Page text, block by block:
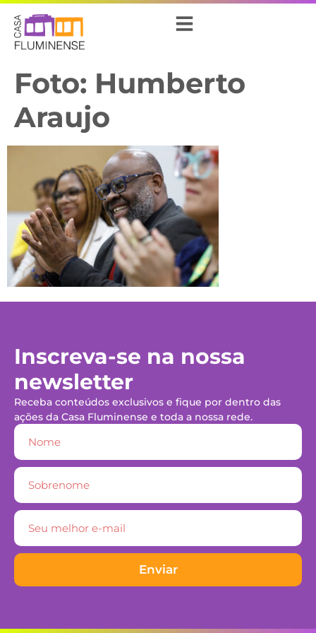
Foto: Humberto
Araujo
Inscreva-se na nossa
newsletter
Receba conteúdos exclusivos e fique por dentro das
ações da Casa Fluminense e toda a nossa rede.
Enviar